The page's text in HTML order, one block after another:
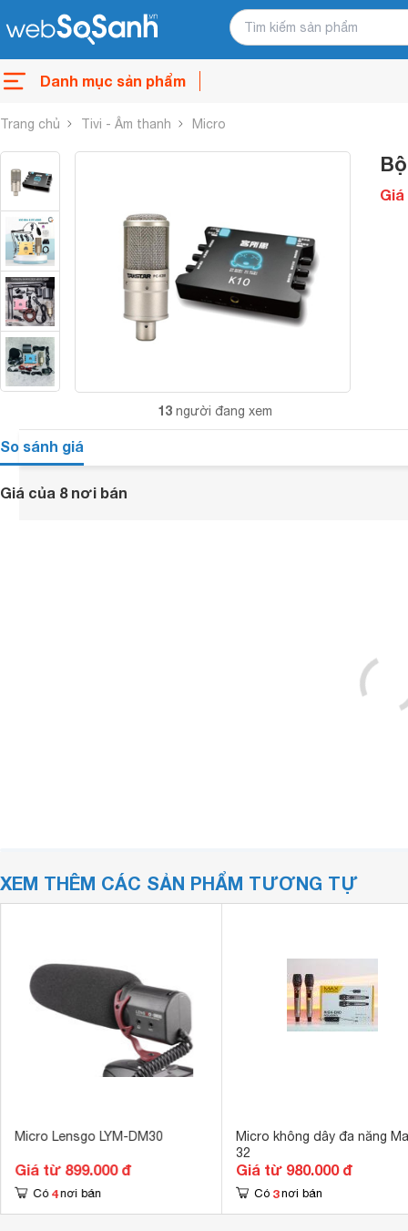
Danh mục sản phẩm
Trang chủ Tivi - Âm thanh Micro
13 người đang xem
So sánh giá
Giá của 8 nơi bán
XEM THÊM CÁC SẢN PHẨM TƯƠNG TỰ
Micro Lensgo LYM-DM30
Giá từ 899.000 đ
Có 4 nơi bán
Micro không dây đa năng
32
Giá từ 980.000 đ
Có 3 nơi bán